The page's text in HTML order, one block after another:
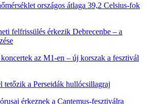
országos átlaga 39,2 Celsius-fok
felfrissülés érkezik Debrecenbe – a
az M1‑en – új korszak a fesztivál
tetőzik a Perseidák hullócsillagraj
érkeznek a Cantemus-fesztiválra